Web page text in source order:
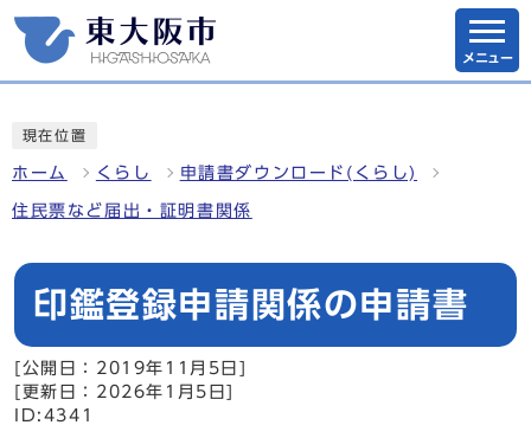
メニュー
現在位置
ホーム くらし 申請書ダウンロード(くらし)
住民票など届出・証明書関係
印鑑登録申請関係の申請書
[公開日：2019年11月5日]
[更新日：2026年1月5日]
ID:4341